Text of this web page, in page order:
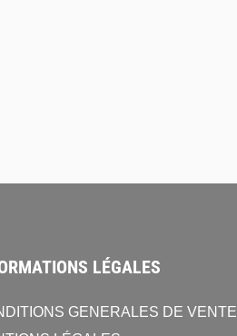
LÉGALES
GENERALES DE VENTE